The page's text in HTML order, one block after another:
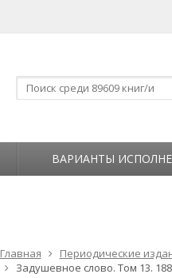
ВАРИАНТЫ
Главная Периодические
Задушевное слово. Том 13.